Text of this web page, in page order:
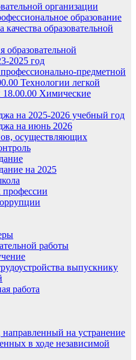
организации
образование
образовательной
образовательной
2025 год
предметной
Технологии легкой
Химические
на 2025-2026 учебный год
на июнь 2026
осуществляющих
на 2025
профессии
работы
выпускнику
работа
на устранение
в ходе независимой